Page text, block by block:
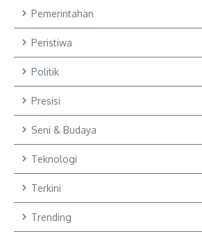
Pemerintahan
Peristiwa
Politik
Presisi
Seni & Budaya
Teknologi
Terkini
Trending